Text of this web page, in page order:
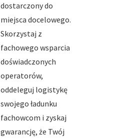
dostarczony do
miejsca docelowego.
Skorzystaj z
fachowego wsparcia
doświadczonych
operatorów,
oddeleguj logistykę
swojego ładunku
fachowcom i zyskaj
gwarancję, że Twój